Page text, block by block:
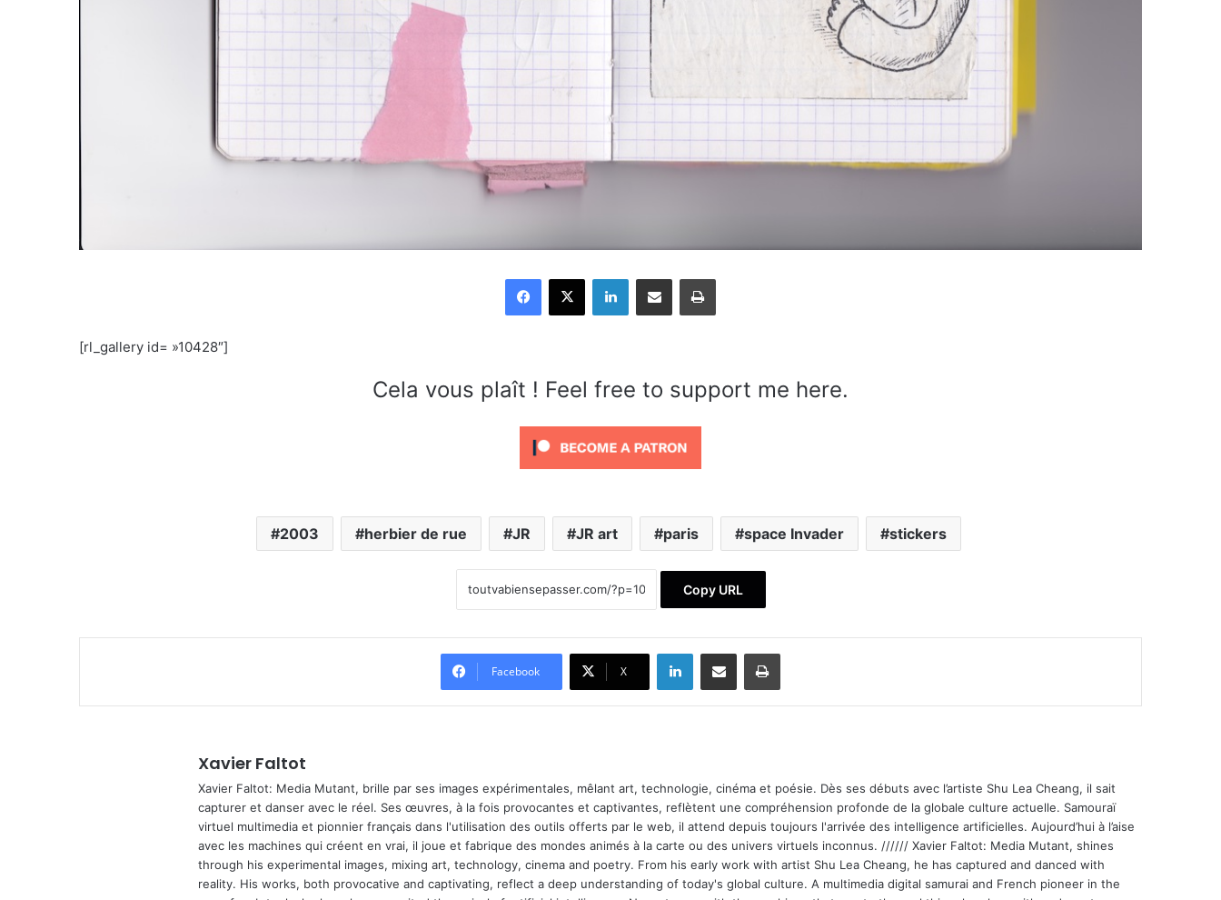
Facebook
X LinkedinPartager par email Imprimer
[rl_gallery id= »10428″]
Cela vous plaît ! Feel free to support me here.
2003 herbier de rue JR JR art paris space Invader stickers
Copy URL
Facebook X
LinkedinPartager par email Imprimer
Xavier Faltot
Xavier Faltot: Media Mutant, brille par ses images expérimentales, mêlant art, technologie, cinéma et poésie. Dès ses débuts avec l’artiste Shu Lea Cheang, il sait
capturer et danser avec le réel. Ses œuvres, à la fois provocantes et captivantes, reflètent une compréhension profonde de la globale culture actuelle. Samouraï
virtuel multimedia et pionnier français dans l'utilisation des outils offerts par le web, il attend depuis toujours l'arrivée des intelligence artificielles. Aujourd’hui à l’aise
avec les machines qui créent en vrai, il joue et fabrique des mondes animés à la carte ou des univers virtuels inconnus. ////// Xavier Faltot: Media Mutant, shines
through his experimental images, mixing art, technology, cinema and poetry. From his early work with artist Shu Lea Cheang, he has captured and danced with
reality. His works, both provocative and captivating, reflect a deep understanding of today's global culture. A multimedia digital samurai and French pioneer in the